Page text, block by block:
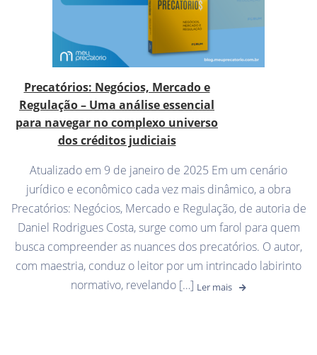
Precatórios: Negócios, Mercado e
Regulação – Uma análise essencial
para navegar no complexo universo
dos créditos judiciais
Atualizado em 9 de janeiro de 2025 Em um cenário
jurídico e econômico cada vez mais dinâmico, a obra
Precatórios: Negócios, Mercado e Regulação, de autoria de
Daniel Rodrigues Costa, surge como um farol para quem
busca compreender as nuances dos precatórios. O autor,
com maestria, conduz o leitor por um intrincado labirinto
normativo, revelando […] Ler mais